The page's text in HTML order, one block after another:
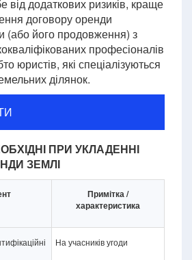
від додаткових ризиків, краще
договору оренди
(або його продовження) з
професіоналів
юристів, які спеціалізуються
ділянок.
ПРИ УКЛАДЕННІ
ЗЕМЛІ
Примітка /
характеристика
На учасників угоди